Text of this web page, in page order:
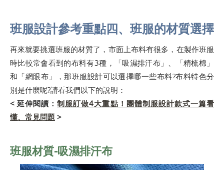
班服設計參考重點四、班服的材質選擇
再來就要挑選班服的材質了，市面上布料有很多，在製作班服
時比較常會看到的布料有3種，「吸濕排汗布」、「精梳棉」
和「網眼布」，那班服設計可以選擇哪一些布料?布料特色分
別是什麼呢?請看我們以下的說明：
< 延伸閱讀：制服訂做4大重點！團體制服設計款式一篇看
懂、常見問題 >
班服材質-吸濕排汗布